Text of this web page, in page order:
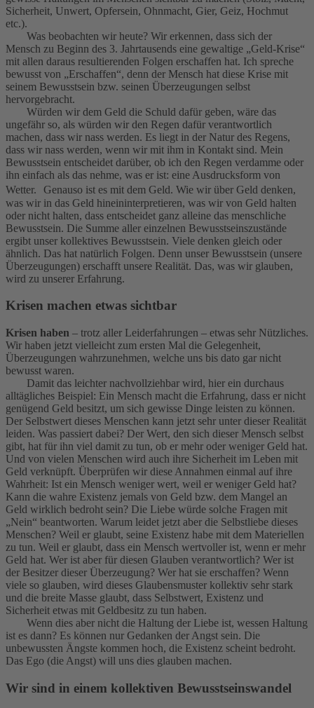
Sicherheit, Unwert, Opfersein, Ohnmacht, Gier, Geiz, Hochmut
etc.).
Was beobachten wir heute? Wir erkennen, dass sich der
Mensch zu Beginn des 3. Jahrtausends eine gewaltige „Geld-Krise“
mit allen daraus resultierenden Folgen erschaffen hat. Ich spreche
bewusst von „Erschaffen“, denn der Mensch hat diese Krise mit
seinem Bewusstsein bzw. seinen Überzeugungen selbst
hervorgebracht.
Würden wir dem Geld die Schuld dafür geben, wäre das
ungefähr so, als würden wir den Regen dafür verantwortlich
machen, dass wir nass werden. Es liegt in der Natur des Regens,
dass wir nass werden, wenn wir mit ihm in Kontakt sind. Mein
Bewusstsein entscheidet darüber, ob ich den Regen verdamme oder
ihn einfach als das nehme, was er ist: eine Ausdrucksform von
Wetter. Genauso ist es mit dem Geld. Wie wir über Geld denken,
was wir in das Geld hineininterpretieren, was wir von Geld halten
oder nicht halten, dass entscheidet ganz alleine das menschliche
Bewusstsein. Die Summe aller einzelnen Bewusstseinszustände
ergibt unser kollektives Bewusstsein. Viele denken gleich oder
ähnlich. Das hat natürlich Folgen. Denn unser Bewusstsein (unsere
Überzeugungen) erschafft unsere Realität. Das, was wir glauben,
wird zu unserer Erfahrung.
Krisen machen etwas sichtbar
Krisen haben – trotz aller Leiderfahrungen – etwas sehr Nützliches.
Wir haben jetzt vielleicht zum ersten Mal die Gelegenheit,
Überzeugungen wahrzunehmen, welche uns bis dato gar nicht
bewusst waren.
Damit das leichter nachvollziehbar wird, hier ein durchaus
alltägliches Beispiel: Ein Mensch macht die Erfahrung, dass er nicht
genügend Geld besitzt, um sich gewisse Dinge leisten zu können.
Der Selbstwert dieses Menschen kann jetzt sehr unter dieser Realität
leiden. Was passiert dabei? Der Wert, den sich dieser Mensch selbst
gibt, hat für ihn viel damit zu tun, ob er mehr oder weniger Geld hat.
Und von vielen Menschen wird auch ihre Sicherheit im Leben mit
Geld verknüpft. Überprüfen wir diese Annahmen einmal auf ihre
Wahrheit: Ist ein Mensch weniger wert, weil er weniger Geld hat?
Kann die wahre Existenz jemals von Geld bzw. dem Mangel an
Geld wirklich bedroht sein? Die Liebe würde solche Fragen mit
„Nein“ beantworten. Warum leidet jetzt aber die Selbstliebe dieses
Menschen? Weil er glaubt, seine Existenz habe mit dem Materiellen
zu tun. Weil er glaubt, dass ein Mensch wertvoller ist, wenn er mehr
Geld hat. Wer ist aber für diesen Glauben verantwortlich? Wer ist
der Besitzer dieser Überzeugung? Wer hat sie erschaffen? Wenn
viele so glauben, wird dieses Glaubensmuster kollektiv sehr stark
und die breite Masse glaubt, dass Selbstwert, Existenz und
Sicherheit etwas mit Geldbesitz zu tun haben.
Wenn dies aber nicht die Haltung der Liebe ist, wessen Haltung
ist es dann? Es können nur Gedanken der Angst sein. Die
unbewussten Ängste kommen hoch, die Existenz scheint bedroht.
Das Ego (die Angst) will uns dies glauben machen.
Wir sind in einem kollektiven Bewusstseinswandel